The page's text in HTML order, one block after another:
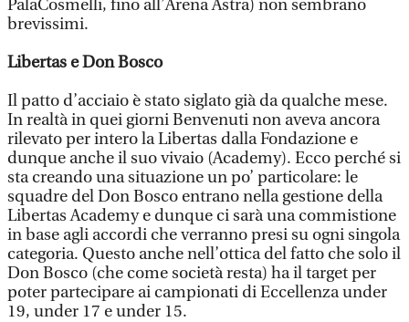
PalaCosmelli, fino all’Arena Astra) non sembrano
brevissimi.
Libertas e Don Bosco
Il patto d’acciaio è stato siglato già da qualche mese.
In realtà in quei giorni Benvenuti non aveva ancora
rilevato per intero la Libertas dalla Fondazione e
dunque anche il suo vivaio (Academy). Ecco perché si
sta creando una situazione un po’ particolare: le
squadre del Don Bosco entrano nella gestione della
Libertas Academy e dunque ci sarà una commistione
in base agli accordi che verranno presi su ogni singola
categoria. Questo anche nell’ottica del fatto che solo il
Don Bosco (che come società resta) ha il target per
poter partecipare ai campionati di Eccellenza under
19, under 17 e under 15.